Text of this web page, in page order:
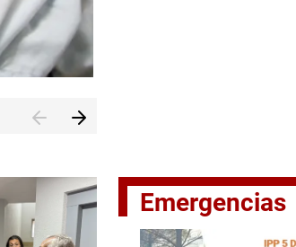
Emergencias